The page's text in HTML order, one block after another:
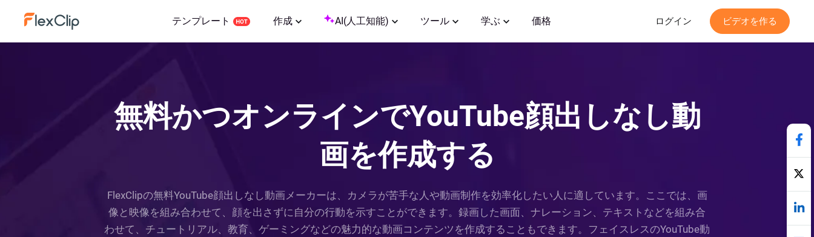
テンプレート 作成 AI(人工知能) ツール 学ぶ 価格 ログイン ビデオを作る
無料かつオンラインでYouTube顔出しなし動
画を作成する
FlexClipの無料YouTube顔出しなし動画メーカーは、カメラが苦手な人や動画制作を効率化したい人に適しています。ここでは、画
像と映像を組み合わせて、顔を出さずに自分の行動を示すことができます。録画した画面、ナレーション、テキストなどを組み合
わせて、チュートリアル、教育、ゲーミングなどの魅力的な動画コンテンツを作成することもできます。フェイスレスのYouTube動